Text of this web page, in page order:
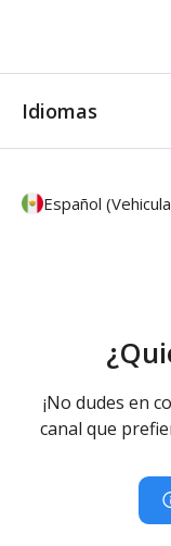
Idiomas
Español
¡No dudes en
canal que